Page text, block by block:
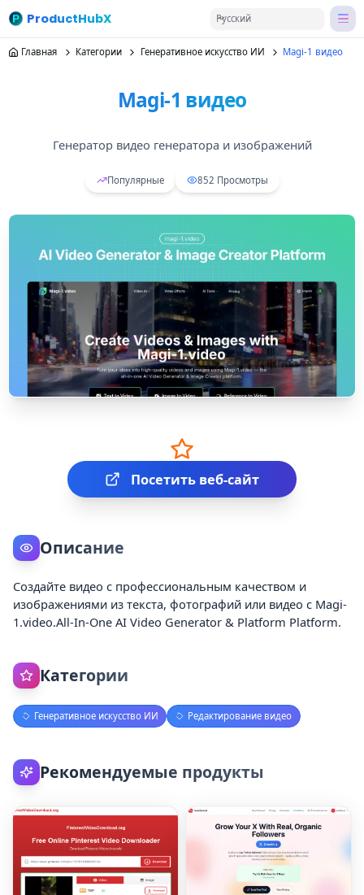
ProductHubX Русский
Главная Категории Генеративное искусство ИИ Magi-1 видео
Magi-1 видео
Генератор видео генератора и изображений
Популярные 852 Просмотры
Посетить веб-сайт
Описание
Создайте видео с профессиональным качеством и
изображениями из текста, фотографий или видео с Magi-
1.video.All-In-One AI Video Generator & Platform Platform.
Категории
Генеративное искусство ИИ Редактирование видео
Рекомендуемые продукты